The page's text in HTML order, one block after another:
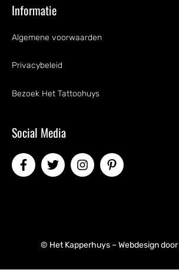
Informatie
Algemene voorwaarden
Privacybeleid
Bezoek Het Tattoohuys
Social Media
© Het Kapperhuys – Webdesign door